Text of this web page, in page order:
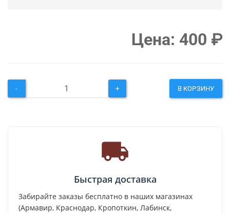
Цена: 400 ₽
- + В КОРЗИНУ
Быстрая доставка
Забирайте заказы бесплатно в наших магазинах
(Армавир, Краснодар, Кропоткин, Лабинск,